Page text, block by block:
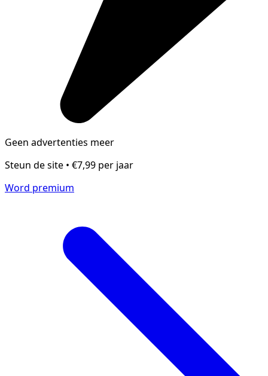
Geen advertenties meer
Steun de site • €7,99 per jaar
Word premium